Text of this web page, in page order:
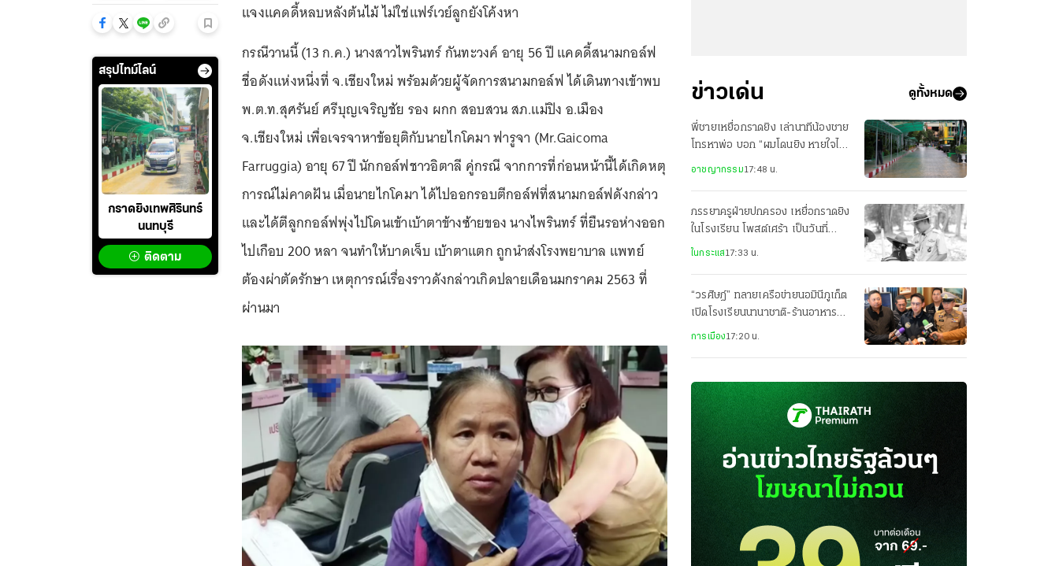
สรุปไทม์ไลน์
กราดยิงเทพศิรินทร์
นนทบุรี
ติดตาม
แจงแคดดี้หลบหลังต้นไม้ ไม่ใช่แฟร์เวย์ลูกยังโค้งหา
กรณีวานนี้ (13 ก.ค.) นางสาวไพรินทร์ กันทะวงค์ อายุ 56 ปี แคดดี้สนามกอล์ฟ
ชื่อดังแห่งหนึ่งที่ จ.เชียงใหม่ พร้อมด้วยผู้จัดการสนามกอล์ฟ ได้เดินทางเข้าพบ
พ.ต.ท.สุศรันย์ ศรีบุญเจริญชัย รอง ผกก สอบสวน สภ.แม่ปิง อ.เมือง
จ.เชียงใหม่ เพื่อเจรจาหาข้อยุติกับนายไกโคมา ฟารูจา (Mr.Gaicoma
Farruggia) อายุ 67 ปี นักกอล์ฟชาวอิตาลี คู่กรณี จากการที่ก่อนหน้านี้ได้เกิดหตุ
การณ์ไม่คาดฝัน เมื่อนายไกโคมา ได้ไปออกรอบตีกอล์ฟที่สนามกอล์ฟดังกล่าว
และได้ตีลูกกอล์ฟพุ่งไปโดนเข้าเบ้าตาข้างซ้ายของ นางไพรินทร์ ที่ยืนรอห่างออก
ไปเกือบ 200 หลา จนทำให้บาดเจ็บ เบ้าตาแตก ถูกนำส่งโรงพยาบาล แพทย์
ต้องผ่าตัดรักษา เหตุการณ์เรื่องราวดังกล่าวเกิดปลายเดือนมกราคม 2563 ที่
ผ่านมา
ข่าวเด่น ดูทั้งหมด
พี่ชายเหยื่อกราดยิง เล่านาทีน้องชาย
โทรหาพ่อ บอก “ผมโดนยิง หายใจไม่
อาชญากรรม17:48 น.
ภรรยาครูฝ่ายปกครอง เหยื่อกราดยิง
ในโรงเรียน โพสต์เศร้า เป็นวันที่
ใจแตกสลายที่สุด
ในกระแส17:33 น.
“วรศิษฎ์” ทลายเครือข่ายนอมินีภูเก็ต
เปิดโรงเรียนนานาชาติ-ร้านอาหาร
พบ 361 บริษัทฮุบที่ดินผิดกฎหมาย
การเมือง17:20 น.